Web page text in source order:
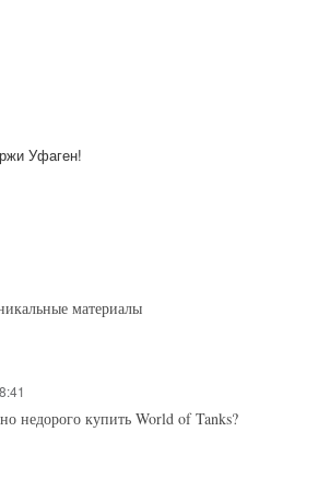
Уфаген!
материалы
недорого купить World of Tanks?